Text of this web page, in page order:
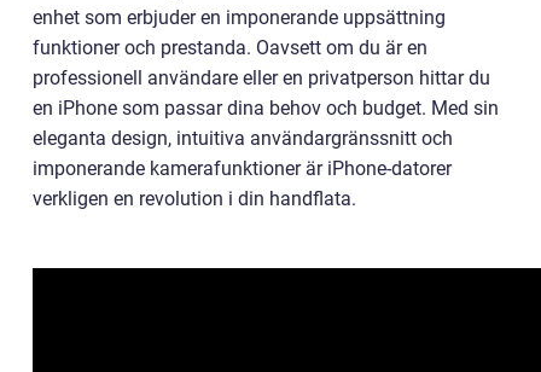
enhet som erbjuder en imponerande uppsättning
funktioner och prestanda. Oavsett om du är en
professionell användare eller en privatperson hittar du
en iPhone som passar dina behov och budget. Med sin
eleganta design, intuitiva användargränssnitt och
imponerande kamerafunktioner är iPhone-datorer
verkligen en revolution i din handflata.